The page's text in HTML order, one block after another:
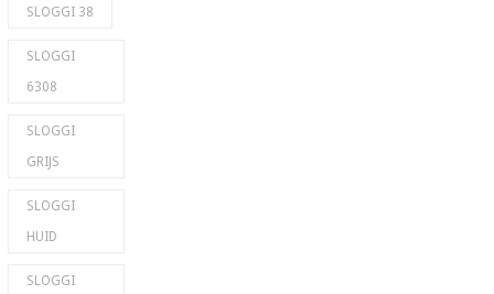
SLOGGI 38
SLOGGI
6308
SLOGGI
GRIJS
SLOGGI
HUID
SLOGGI